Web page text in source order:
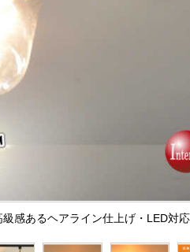
感あるヘアライン仕上げ・LED対応